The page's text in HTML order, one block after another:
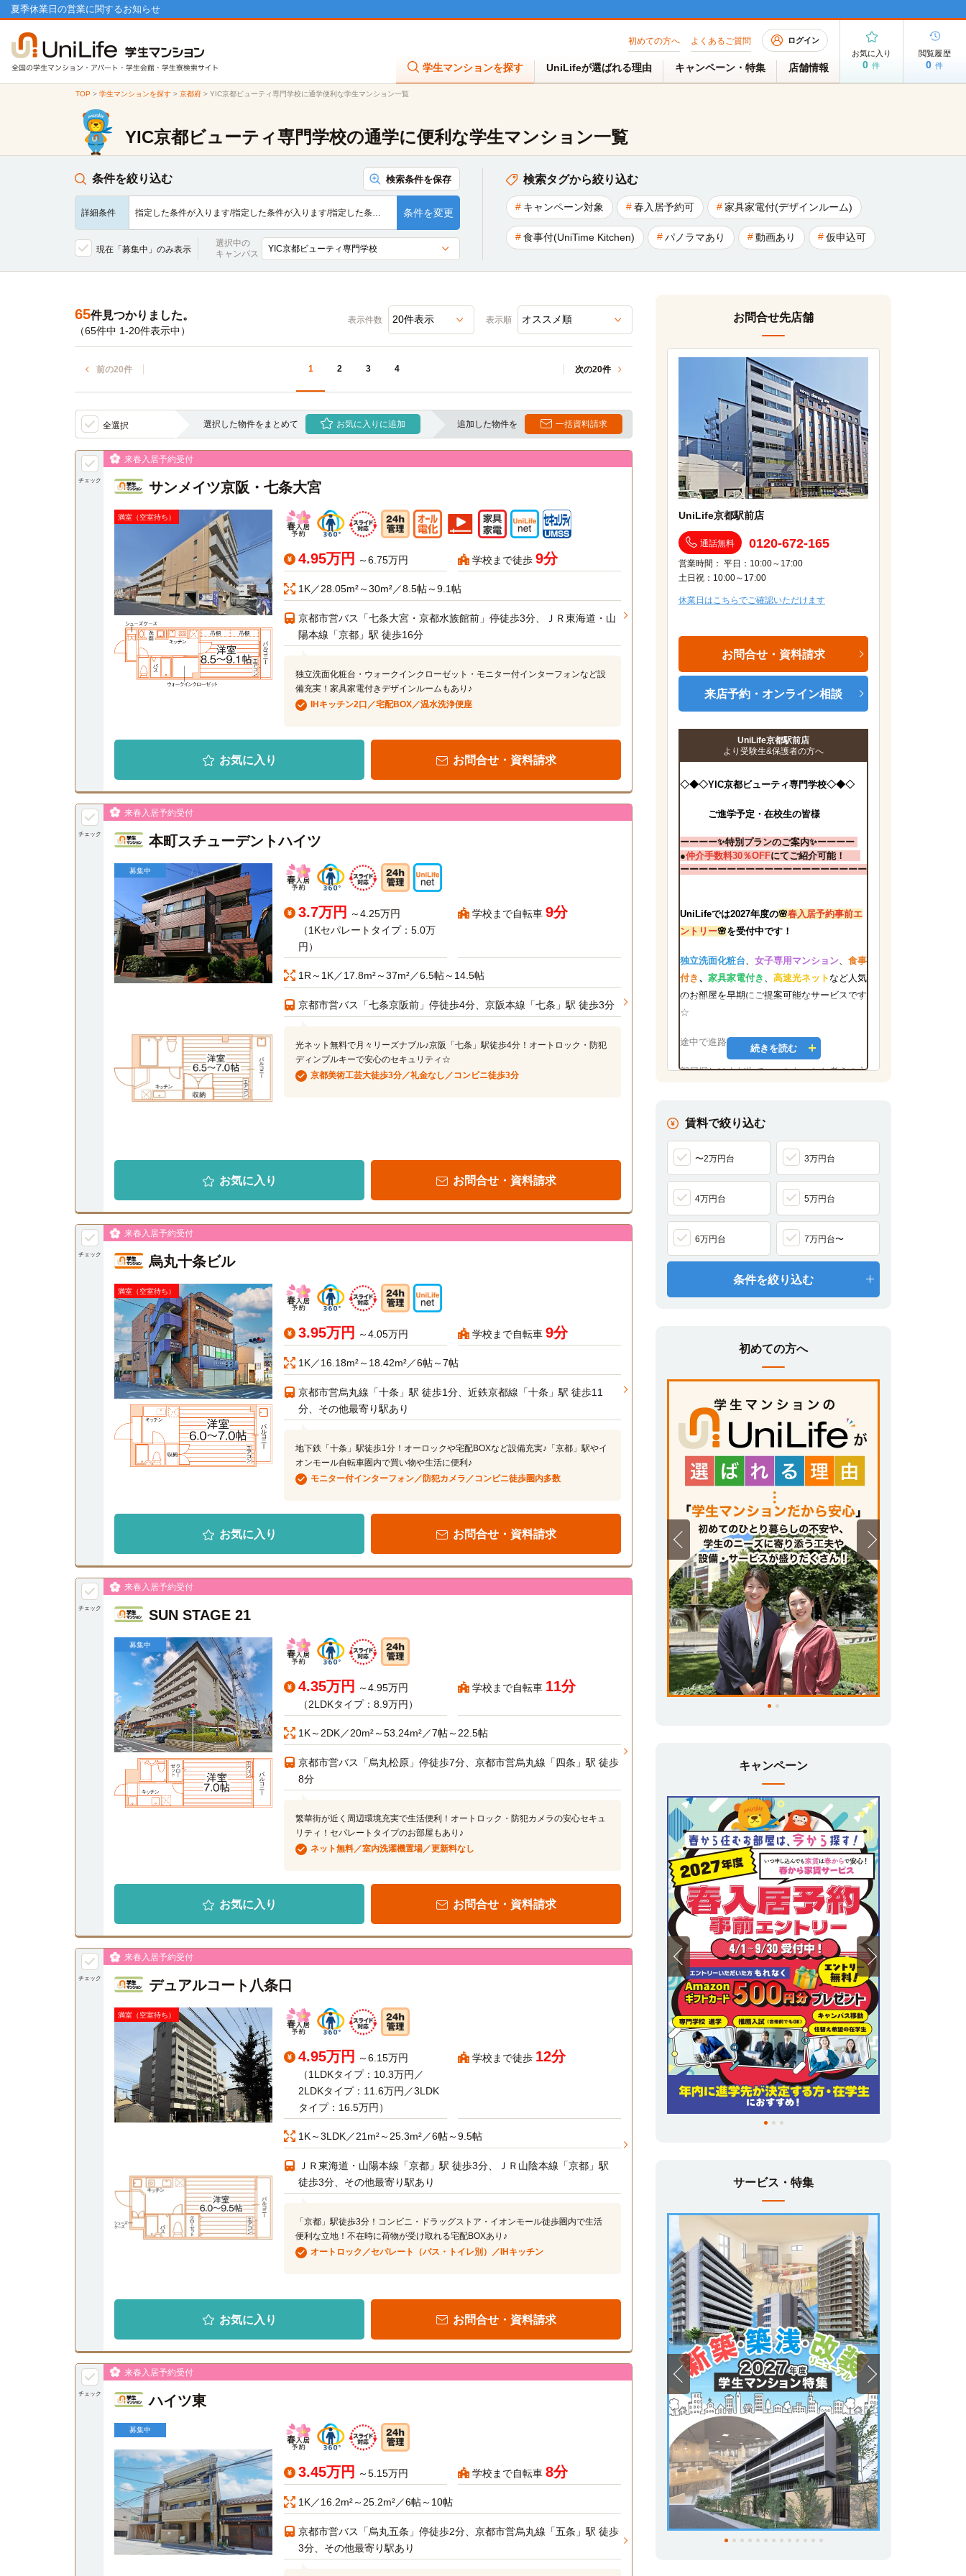
夏季休業日の営業に関するお知らせ
初めての方へ よくあるご質問 ログイン
学生マンションを探す UniLifeが選ばれる理由 キャンペーン・特集 店舗情報
お気に入り
0 件
閲覧履歴
0 件
TOP > 学生マンションを探す> 京都府> YIC京都ビューティ専門学校に通学便利な学生マンション一覧
YIC京都ビューティ専門学校の通学に便利な学生マンション一覧
条件を絞り込む 検索条件を保存
詳細条件 指定した条件が入ります/指定した条件が入ります/指定した条… 条件を変更
現在「募集中」のみ表示
選択中の
キャンパス
検索タグから絞り込む
キャンペーン対象 春入居予約可 家具家電付(デザインルーム)
食事付(UniTime Kitchen) パノラマあり 動画あり 仮申込可
65件見つかりました。
（65件中 1-20件表示中）
表示件数 表示順
前の20件 1 2 3 4 次の20件
全選択 選択した物件をまとめて お気に入りに追加 追加した物件を 一括資料請求
チェック
来春入居予約受付
サンメイツ京阪・七条大宮
満室（空室待ち）
4.95万円 ～6.75万円 学校まで徒歩 9分
1K／28.05m²～30m²／8.5帖～9.1帖
京都市営バス「七条大宮・京都水族館前」停徒歩3分、ＪＲ東海道・山
陽本線「京都」駅 徒歩16分
独立洗面化粧台・ウォークインクローゼット・モニター付インターフォンなど設
備充実！家具家電付きデザインルームもあり♪
IHキッチン2口／宅配BOX／温水洗浄便座
お気に入り お問合せ・資料請求
チェック
来春入居予約受付
本町スチューデントハイツ
募集中
3.7万円
～4.25万円
（1Kセパレートタイプ：5.0万
円）
学校まで自転車 9分
1R～1K／17.8m²～37m²／6.5帖～14.5帖
京都市営バス「七条京阪前」停徒歩4分、京阪本線「七条」駅 徒歩3分
光ネット無料で月々リーズナブル♪京阪「七条」駅徒歩4分！オートロック・防犯
ディンプルキーで安心のセキュリティ☆
京都美術工芸大徒歩3分／礼金なし／コンビニ徒歩3分
お気に入り お問合せ・資料請求
チェック
来春入居予約受付
烏丸十条ビル
満室（空室待ち）
3.95万円 ～4.05万円 学校まで自転車 9分
1K／16.18m²～18.42m²／6帖～7帖
京都市営烏丸線「十条」駅 徒歩1分、近鉄京都線「十条」駅 徒歩11
分、その他最寄り駅あり
地下鉄「十条」駅徒歩1分！オーロックや宅配BOXなど設備充実♪「京都」駅やイ
オンモール自転車圏内で買い物や生活に便利♪
モニター付インターフォン／防犯カメラ／コンビニ徒歩圏内多数
お気に入り お問合せ・資料請求
チェック
来春入居予約受付
SUN STAGE 21
募集中
4.35万円
～4.95万円
（2LDKタイプ：8.9万円）
学校まで自転車 11分
1K～2DK／20m²～53.24m²／7帖～22.5帖
京都市営バス「烏丸松原」停徒歩7分、京都市営烏丸線「四条」駅 徒歩
8分
繁華街が近く周辺環境充実で生活便利！オートロック・防犯カメラの安心セキュ
リティ！セパレートタイプのお部屋もあり♪
ネット無料／室内洗濯機置場／更新料なし
お気に入り お問合せ・資料請求
チェック
来春入居予約受付
デュアルコート八条口
満室（空室待ち）
4.95万円
～6.15万円
（1LDKタイプ：10.3万円／
2LDKタイプ：11.6万円／3LDK
タイプ：16.5万円）
学校まで徒歩 12分
1K～3LDK／21m²～25.3m²／6帖～9.5帖
ＪＲ東海道・山陽本線「京都」駅 徒歩3分、ＪＲ山陰本線「京都」駅
徒歩3分、その他最寄り駅あり
「京都」駅徒歩3分！コンビニ・ドラッグストア・イオンモール徒歩圏内で生活
便利な立地！不在時に荷物が受け取れる宅配BOXあり♪
オートロック／セパレート（バス・トイレ別）／IHキッチン
お気に入り お問合せ・資料請求
チェック
来春入居予約受付
ハイツ東
募集中
3.45万円 ～5.15万円 学校まで自転車 8分
1K／16.2m²～25.2m²／6帖～10帖
京都市営バス「烏丸五条」停徒歩2分、京都市営烏丸線「五条」駅 徒歩
3分、その他最寄り駅あり
お問合せ先店舗
UniLife京都駅前店
通話無料 0120-672-165
営業時間： 平日：10:00～17:00
土日祝：10:00～17:00
休業日はこちらでご確認いただけます
お問合せ・資料請求
来店予約・オンライン相談
UniLife京都駅前店
より受験生&保護者の方へ
◇◆◇YIC京都ビューティ専門学校◇◆◇
ご進学予定・在校生の皆様
ーーーー✨特別プランのご案内✨ーーーー
●仲介手数料30％OFFにてご紹介可能！
ーーーーーーーーーーーーーーーーーーーー
UniLifeでは2027年度の🌸春入居予約事前エ
ントリー🌸を受付中です！
独立洗面化粧台 女子専用マンション
食事
付き 、 家具家電付き 高速光ネットなど 人気
のお部屋を早期にご提案可能なサービスです
☆
途中で進路が変わってもOK♪
部屋探しはまだ先でいいかな…とお考えの方
遠方にお住まいの方や、直接お部屋探しに来
れない方へ
UniLifeではご自宅でお部屋探しができる、
オンラインお部屋探し相談を実施しておりま
す♪
来店しなくてもお部屋のご紹介・契約まで可
安心してお部屋探しができますので、お気軽
にお問合せ下さいませ♪
皆様に合ったお部屋探しを、UniLifeが全力
でサポートいたします！
スタッフ一同、お問合せをお待ちしておりま
す♪
続きを読む
賃料で絞り込む
〜2万円台 3万円台
4万円台 5万円台
6万円台 7万円台〜
条件を絞り込む
初めての方へ
キャンペーン
サービス・特集